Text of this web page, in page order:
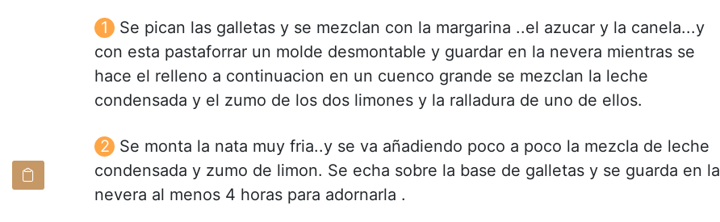
Se pican las galletas y se mezclan con la margarina ..el azucar y la canela...y
con esta pastaforrar un molde desmontable y guardar en la nevera mientras se
hace el relleno a continuacion en un cuenco grande se mezclan la leche
condensada y el zumo de los dos limones y la ralladura de uno de ellos.
Se monta la nata muy fria..y se va añadiendo poco a poco la mezcla de leche
condensada y zumo de limon. Se echa sobre la base de galletas y se guarda en la
nevera al menos 4 horas para adornarla .